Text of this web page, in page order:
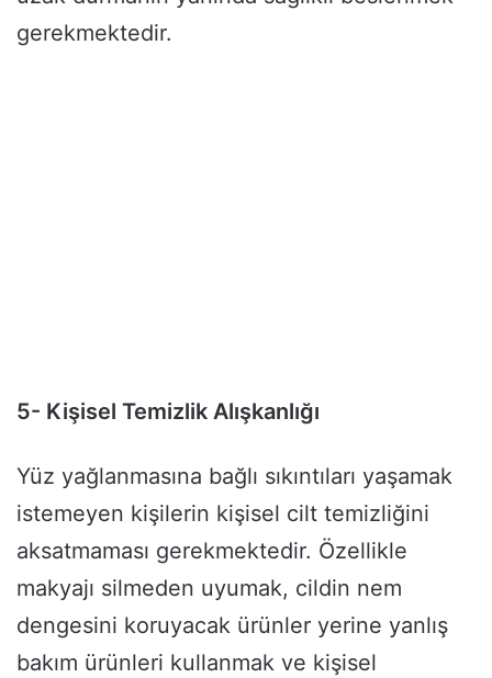
gerekmektedir.
5- Kişisel Temizlik Alışkanlığı
Yüz yağlanmasına bağlı sıkıntıları yaşamak
istemeyen kişilerin kişisel cilt temizliğini
aksatmaması gerekmektedir. Özellikle
makyajı silmeden uyumak, cildin nem
dengesini koruyacak ürünler yerine yanlış
bakım ürünleri kullanmak ve kişisel